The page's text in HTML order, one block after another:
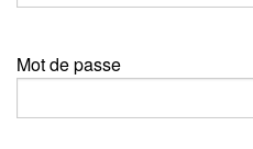
Mot de passe